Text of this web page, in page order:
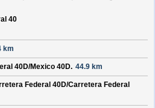
40
km
40D/Mexico 40D. 44.9 km
Federal 40D/Carretera Federal